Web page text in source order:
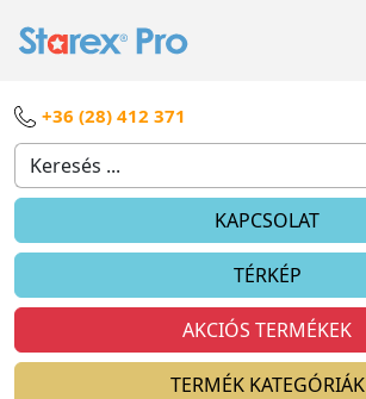
+36 (28) 412 371
KAPCSOLAT
TÉRKÉP
AKCIÓS TERMÉKEK
TERMÉK KATEGÓRIÁK